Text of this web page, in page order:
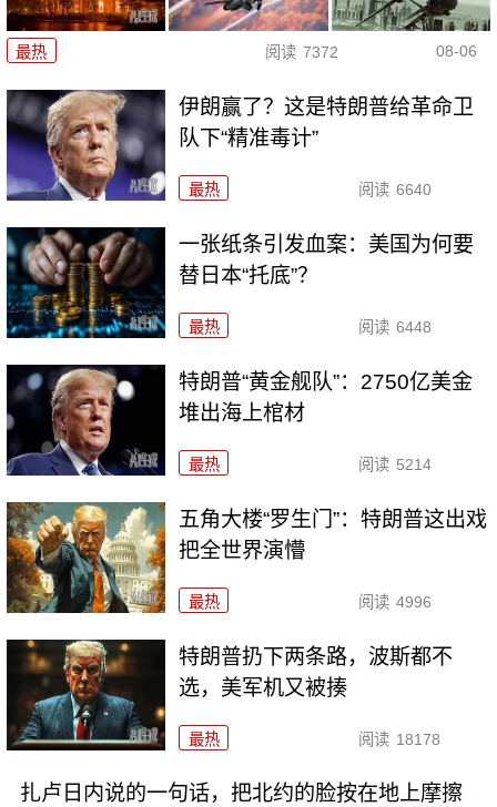
最热 阅读 7372 08-06
伊朗赢了？这是特朗普给革命卫
队下“精准毒计”
最热 阅读 6640
一张纸条引发血案：美国为何要
替日本“托底”？
最热 阅读 6448
特朗普“黄金舰队”：2750亿美金
堆出海上棺材
最热 阅读 5214
五角大楼“罗生门”：特朗普这出戏
把全世界演懵
最热 阅读 4996
特朗普扔下两条路，波斯都不
选，美军机又被揍
最热 阅读 18178
扎卢日内说的一句话，把北约的脸按在地上摩擦